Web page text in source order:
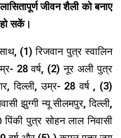
जीवन शैली को बनाए
सकें।
(1) रिजवान पुत्र स्वालिन
28 वर्ष, (2) नूर अली पुत्र
दिल्ली, उम्र- 28 वर्ष , (3)
झुग्गी न्यू सीलमपुर, दिल्ली,
पुत्र सोहन लाल निवासी